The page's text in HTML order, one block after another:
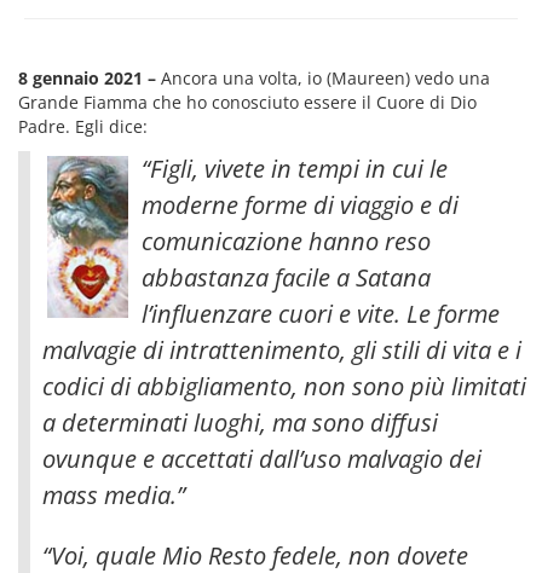
8 gennaio 2021 – Ancora una volta, io (Maureen) vedo una
Grande Fiamma che ho conosciuto essere il Cuore di Dio
Padre. Egli dice:
“Figli, vivete in tempi in cui le
moderne forme di viaggio e di
comunicazione hanno reso
abbastanza facile a Satana
l’influenzare cuori e vite. Le forme
malvagie di intrattenimento, gli stili di vita e i
codici di abbigliamento, non sono più limitati
a determinati luoghi, ma sono diffusi
ovunque e accettati dall’uso malvagio dei
mass media.”
“Voi, quale Mio Resto fedele, non dovete